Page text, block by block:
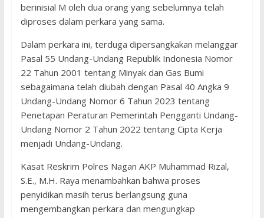
berinisial M oleh dua orang yang sebelumnya telah
diproses dalam perkara yang sama.
Dalam perkara ini, terduga dipersangkakan melanggar
Pasal 55 Undang-Undang Republik Indonesia Nomor
22 Tahun 2001 tentang Minyak dan Gas Bumi
sebagaimana telah diubah dengan Pasal 40 Angka 9
Undang-Undang Nomor 6 Tahun 2023 tentang
Penetapan Peraturan Pemerintah Pengganti Undang-
Undang Nomor 2 Tahun 2022 tentang Cipta Kerja
menjadi Undang-Undang.
Kasat Reskrim Polres Nagan AKP Muhammad Rizal,
S.E., M.H. Raya menambahkan bahwa proses
penyidikan masih terus berlangsung guna
mengembangkan perkara dan mengungkap